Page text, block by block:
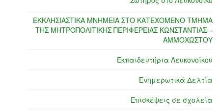
ΕΚΚΛΗΣΙΑΣΤΙΚΑ ΜΝΗΜΕΙΑ ΣΤΟ ΚΑΤΕΧΟΜΕΝΟ ΤΜΗΜΑ
ΤΗΣ ΜΗΤΡΟΠΟΛΙΤΙΚΗΣ ΠΕΡΙΦΕΡΕΙΑΣ ΚΩΝΣΤΑΝΤΙΑΣ –
ΑΜΜΟΧΩΣΤΟΥ
Εκπαιδευτήρια Λευκονοίκου
Ενημερωτικά Δελτία
Επισκέψεις σε σχολεία